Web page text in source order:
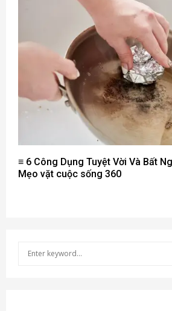
≡ 6 Công Dụng Tuyệt Vời Và Bất
Mẹo vặt cuộc sống 360